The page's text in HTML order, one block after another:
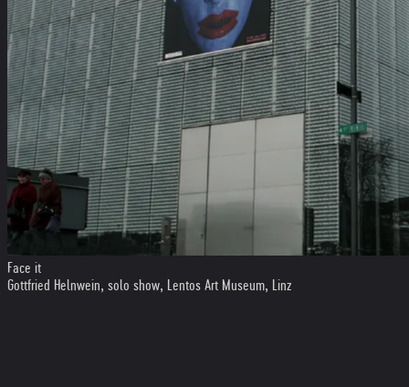
Face it
Gottfried Helnwein, solo show, Lentos Art Museum, Linz